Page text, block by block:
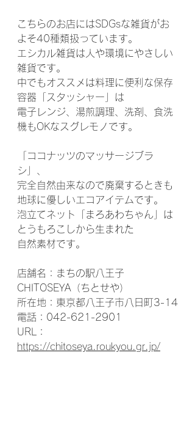
こちらのお店にはSDGsな雑貨がお
よそ40種類扱っています。
エシカル雑貨は人や環境にやさしい
雑貨です。
中でもオススメは料理に便利な保存
容器「スタッシャー」は
電子レンジ、湯煎調理、洗剤、食洗
機もOKなスグレモノです。
「ココナッツのマッサージブラ
シ」、
完全自然由来なので廃棄するときも
地球に優しいエコアイテムです。
泡立てネット「まろあわちゃん」は
とうもろこしから生まれた
自然素材です。
店舗名：まちの駅八王子
CHITOSEYA（ちとせや）
所在地：東京都八王子市八日町3-14
電話：042-621-2901
URL：
https://chitoseya.roukyou.gr.jp/